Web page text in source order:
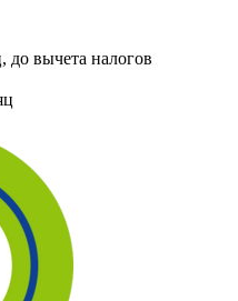
до вычета налогов